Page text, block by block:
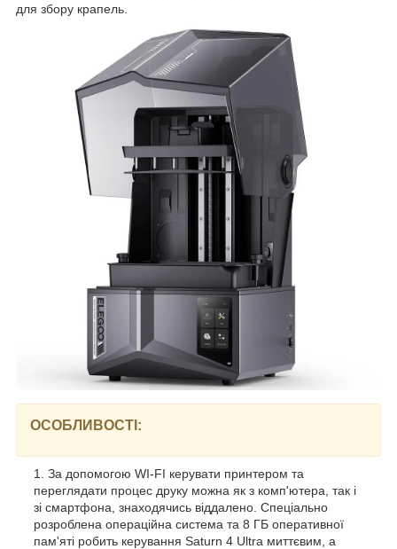
для збору крапель.
ОСОБЛИВОСТІ:
За допомогою WI-FI керувати принтером та
переглядати процес друку можна як з комп'ютера, так і
зі смартфона, знаходячись віддалено. Спеціально
розроблена операційна система та 8 ГБ оперативної
пам'яті робить керування Saturn 4 Ultra миттєвим, а